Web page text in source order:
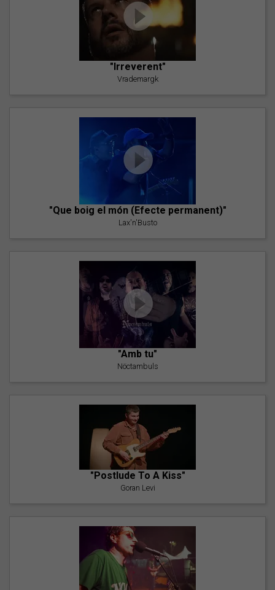
"Irreverent"
Vrademargk
"Que boig el món (Efecte permanent)"
Lax'n'Busto
"Amb tu"
Nöctambuls
"Postlude To A Kiss"
Goran Levi